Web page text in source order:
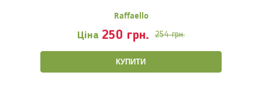
Raffaello
Ціна 250 грн. 254 грн.
КУПИТИ